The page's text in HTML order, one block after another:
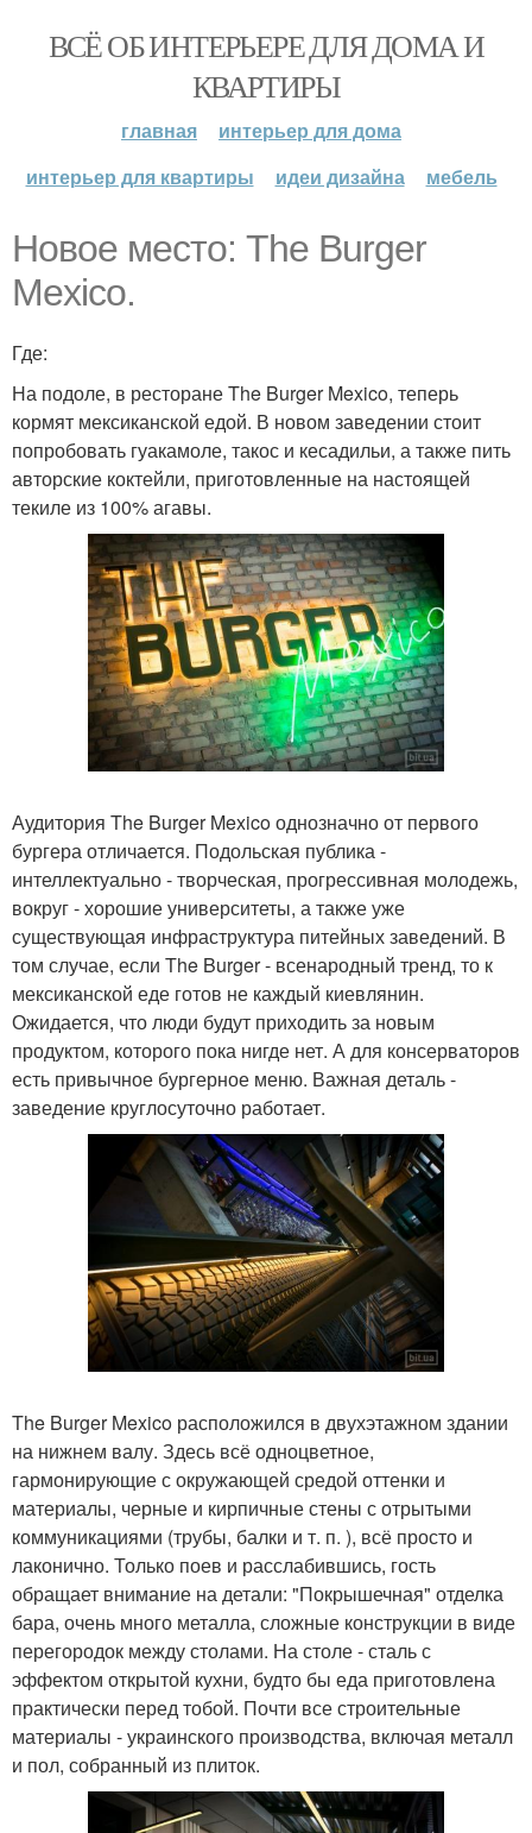
ВСЁ ОБ ИНТЕРЬЕРЕ ДЛЯ ДОМА И
КВАРТИРЫ
главная
интерьер для дома
интерьер для квартиры
идеи дизайна мебель
Новое место: The Burger
Mexico.
Где:
На подоле, в ресторане The Burger Mexico, теперь
кормят мексиканской едой. В новом заведении стоит
попробовать гуакамоле, такос и кесадильи, а также пить
авторские коктейли, приготовленные на настоящей
текиле из 100% агавы.
Аудитория The Burger Mexico однозначно от первого
бургера отличается. Подольская публика -
интеллектуально - творческая, прогрессивная молодежь,
вокруг - хорошие университеты, а также уже
существующая инфраструктура питейных заведений. В
том случае, если The Burger - всенародный тренд, то к
мексиканской еде готов не каждый киевлянин.
Ожидается, что люди будут приходить за новым
продуктом, которого пока нигде нет. А для консерваторов
есть привычное бургерное меню. Важная деталь -
заведение круглосуточно работает.
The Burger Mexico расположился в двухэтажном здании
на нижнем валу. Здесь всё одноцветное,
гармонирующие с окружающей средой оттенки и
материалы, черные и кирпичные стены с отрытыми
коммуникациями (трубы, балки и т. п. ), всё просто и
лаконично. Только поев и расслабившись, гость
обращает внимание на детали: "Покрышечная" отделка
бара, очень много металла, сложные конструкции в виде
перегородок между столами. На столе - сталь с
эффектом открытой кухни, будто бы еда приготовлена
практически перед тобой. Почти все строительные
материалы - украинского производства, включая металл
и пол, собранный из плиток.